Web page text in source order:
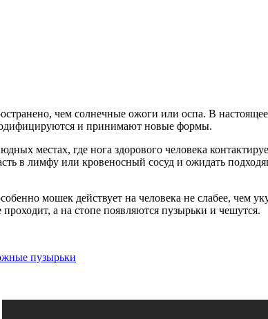
чем солнечные ожоги или оспа. В
и принимают новые формы.
местах, где нога здорового человека
в лимфу или кровеносный сосуд и ожидать
мошек действует на человека не слабее, чем
а на стопе появляются пузырьки и чешутся.
пузырьки